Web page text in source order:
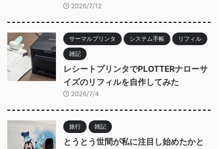
2026/7/12
サーマルプリンタ システム手帳 リフィル
雑記
レシートプリンタでPLOTTERナローサ
イズのリフィルを自作してみた
2026/7/4
旅行 雑記
とうとう世間が私に注目し始めたかと